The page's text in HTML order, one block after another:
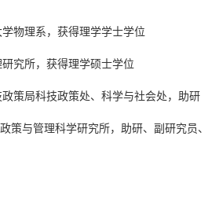
学物理系，获得理学学士学位
研究所，获得理学硕士学位
政策局科技政策处、科学与社会处，助研
策与管理科学研究所，助研、副研究员、